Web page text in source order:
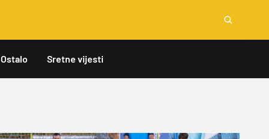
Ostalo Sretne vijesti